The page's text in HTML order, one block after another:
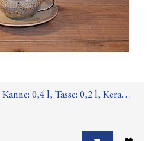
0,4 l, Tasse: 0,2 l, Keramik
Kanne: H 12 cm, Ø 5,5 cm